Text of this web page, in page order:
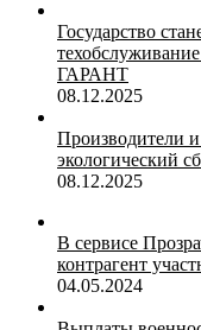
Государство
ГАРАНТ
08.12.2025
Производители
экологический
08.12.2025
В сервисе
контрагент
04.05.2024